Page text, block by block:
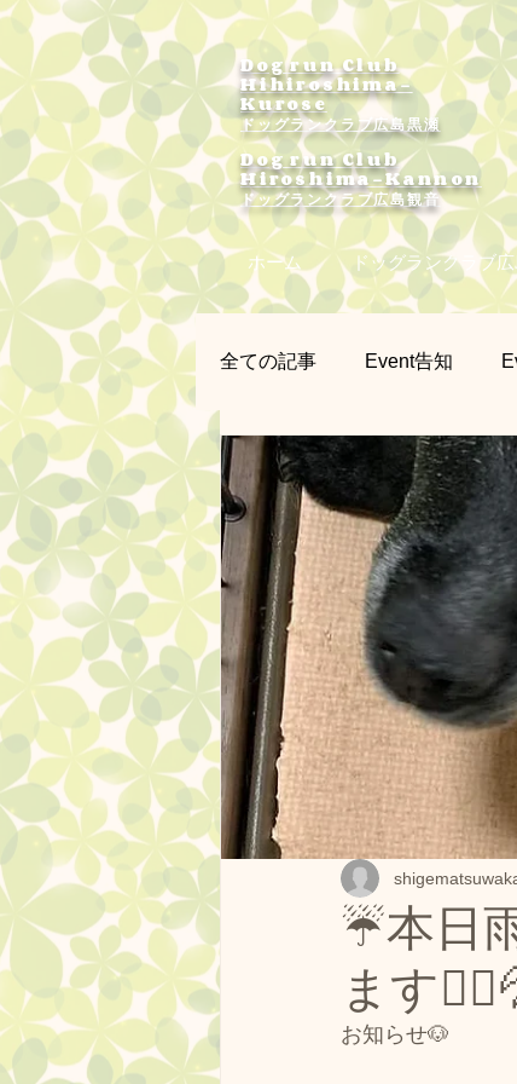
Dog run Club
Hihiroshima-
Kurose
ドッグランクラブ広島黒瀬
Dog run Club
Hiroshima-Kannon
​ドッグランクラブ広島観音
ホーム ドッグランクラブ
全ての記事 Event告知
プラー練習会 カメラマ
ドッグランクラブ広島 プー
営業中 しつけ方教室
ドッグランクラブ広島の果樹
ドッグランクラブ杯 フ
ドッグラン広島黒瀬スケジ
☔本日
ます
お知らせ🐶